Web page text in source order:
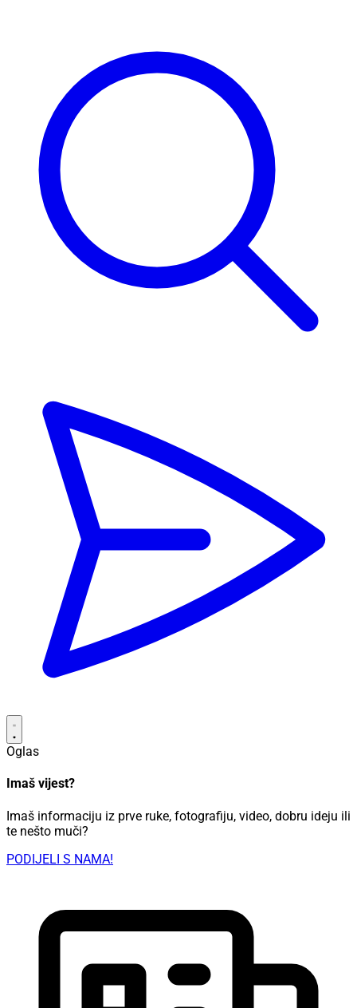
Oglas
Imaš vijest?
Imaš informaciju iz prve ruke, fotografiju, video, dobru ideju ili
te nešto muči?
PODIJELI S NAMA!